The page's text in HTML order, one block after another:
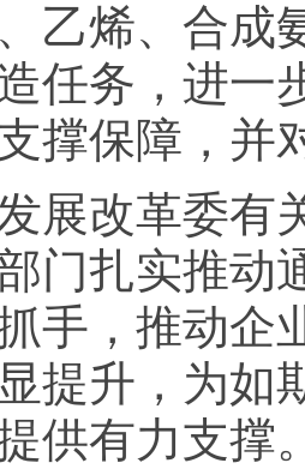
乙烯、合成
任务，进一
撑保障，并
改革委有关
门扎实推动
手，推动企
提升，为如
供有力支撑